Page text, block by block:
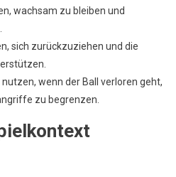
wachsam zu bleiben und
sich zurückzuziehen und die
wenn der Ball verloren geht,
zu begrenzen.